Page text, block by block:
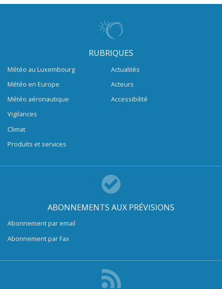
RUBRIQUES
Météo au Luxembourg
Météo en Europe
Météo aéronautique
Vigilances
Climat
Produits et services
Actualités
Acteurs
Accessibilité
ABONNEMENTS AUX PRÉVISIONS
Abonnement par email
Abonnement par Fax